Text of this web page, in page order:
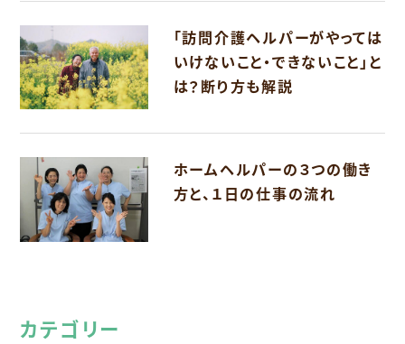
「訪問介護ヘルパーがやっては
いけないこと・できないこと」と
は？断り方も解説
ホームヘルパーの３つの働き
方と、１日の仕事の流れ
カテゴリー